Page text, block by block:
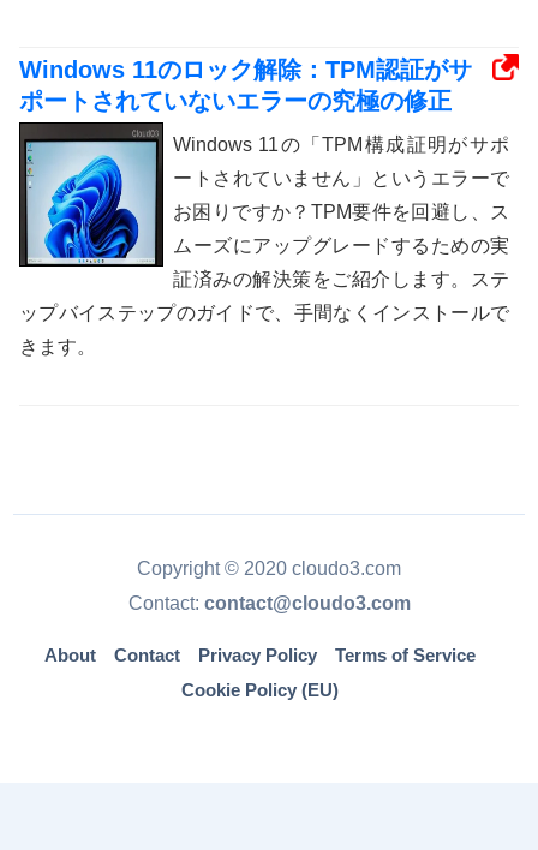
Windows 11のロック解除：TPM認証がサ
ポートされていないエラーの究極の修正
Windows 11の「TPM構成証明がサポ
ートされていません」というエラーで
お困りですか？TPM要件を回避し、ス
ムーズにアップグレードするための実
証済みの解決策をご紹介します。ステ
ップバイステップのガイドで、手間なくインストールで
きます。
Copyright © 2020 cloudo3.com
Contact: contact@cloudo3.com
About Contact Privacy Policy
Terms of Service
Cookie Policy (EU)